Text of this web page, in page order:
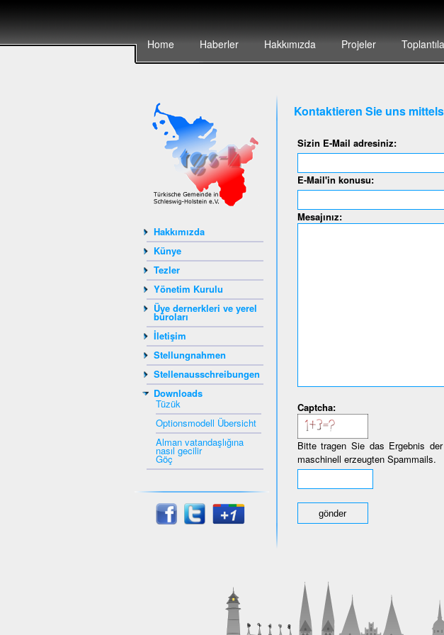
Home Haberler Hakkımızda Projeler
Hakkımızda
Künye
Tezler
Yönetim Kurulu
Üye dernerkleri ve yerel
büroları
İletişim
Stellungnahmen
Stellenausschreibungen
Downloads
Tüzük
Optionsmodell Übersicht
Alman vatandaşlığına
nasıl gecilir
Göç
Kontaktieren Sie uns
Sizin E-Mail adresiniz:
E-Mail'in konusu:
Mesajınız:
Captcha:
Bitte tragen Sie das Ergebnis
maschinell erzeugten Spammails.